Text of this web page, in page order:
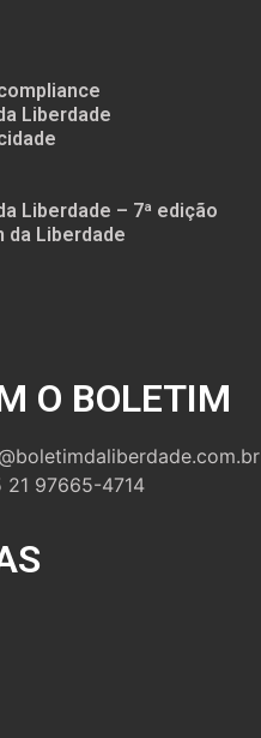
Liberdade
Liberdade – 7ª edição
da Liberdade
O BOLETIM
21 97665-4714